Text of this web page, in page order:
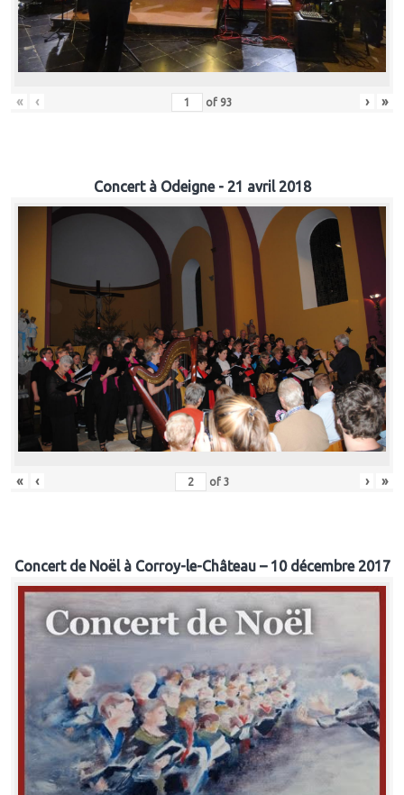
« ‹ of 93 › »
Concert à Odeigne - 21 avril 2018
« ‹ of 3 › »
Concert de Noël à Corroy-le-Château – 10 décembre 2017